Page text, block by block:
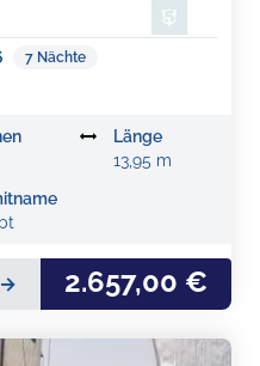
7 Nächte
Länge
13,95 m
2.657,00 €